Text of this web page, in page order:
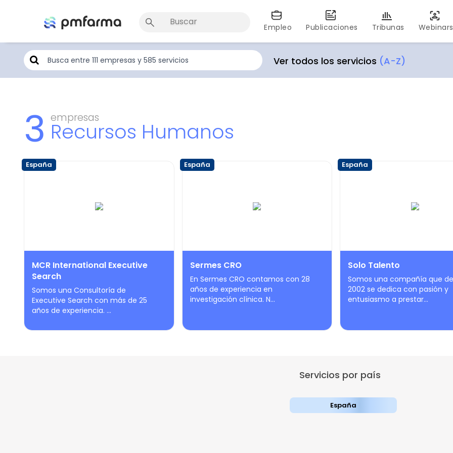
Empleo Publicaciones Tribunas Webinars
Ver todos los servicios (A-Z)
3 empresas
Recursos Humanos
España
MCR International Executive
Search
Somos una Consultoría de
Executive Search con más de 25
años de experiencia. ...
España
Sermes CRO
En Sermes CRO contamos con 28
años de experiencia en
investigación clínica. N...
España
Solo Talento
Somos una compañía que
2002 se dedica con pasión y
entusiasmo a prestar...
Servicios por país
España